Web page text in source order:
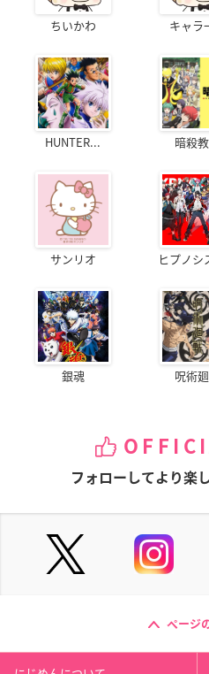
ちいかわ キャラ
HUNTER... 暗殺
サンリオ ヒプノシ
銀魂 呪術
フォローしてより楽
ページ